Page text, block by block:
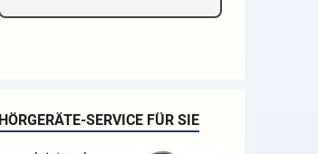
HÖRGERÄTE-SERVICE FÜR SIE